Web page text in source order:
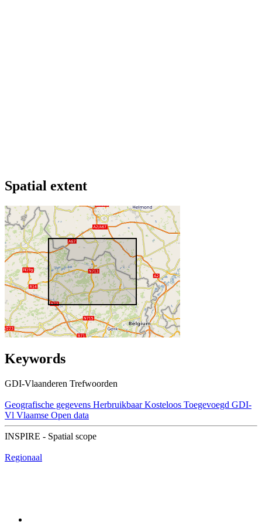
Spatial extent
Keywords
GDI-Vlaanderen Trefwoorden
Geografische gegevens Herbruikbaar Kosteloos Toegevoegd GDI-
Vl Vlaamse Open data
INSPIRE - Spatial scope
Regionaal